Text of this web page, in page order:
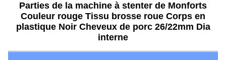
Parties de la machine à stenter de Monforts
Couleur rouge Tissu brosse roue Corps en
plastique Noir Cheveux de porc 26/22mm Dia
interne